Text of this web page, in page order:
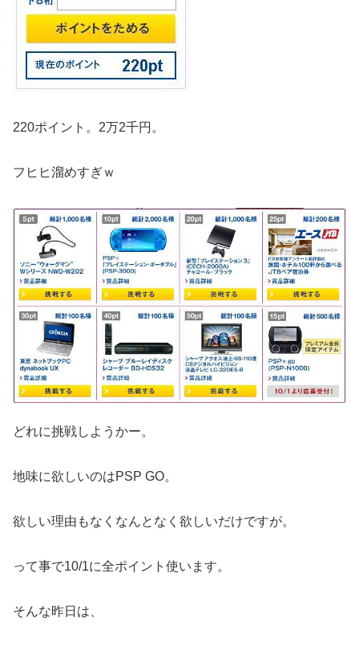
220ポイント。2万2千円。
フヒヒ溜めすぎｗ
どれに挑戦しようかー。
地味に欲しいのはPSP GO。
欲しい理由もなくなんとなく欲しいだけですが。
って事で10/1に全ポイント使います。
そんな昨日は、